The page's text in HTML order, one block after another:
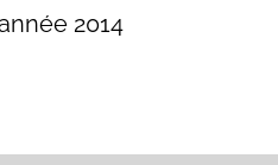
2014